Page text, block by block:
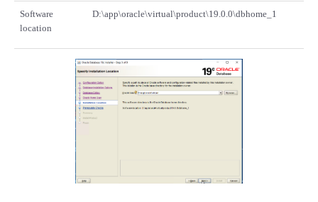
Software
location
D:\app\oracle\virtual\product\19.0.0\dbhome_1